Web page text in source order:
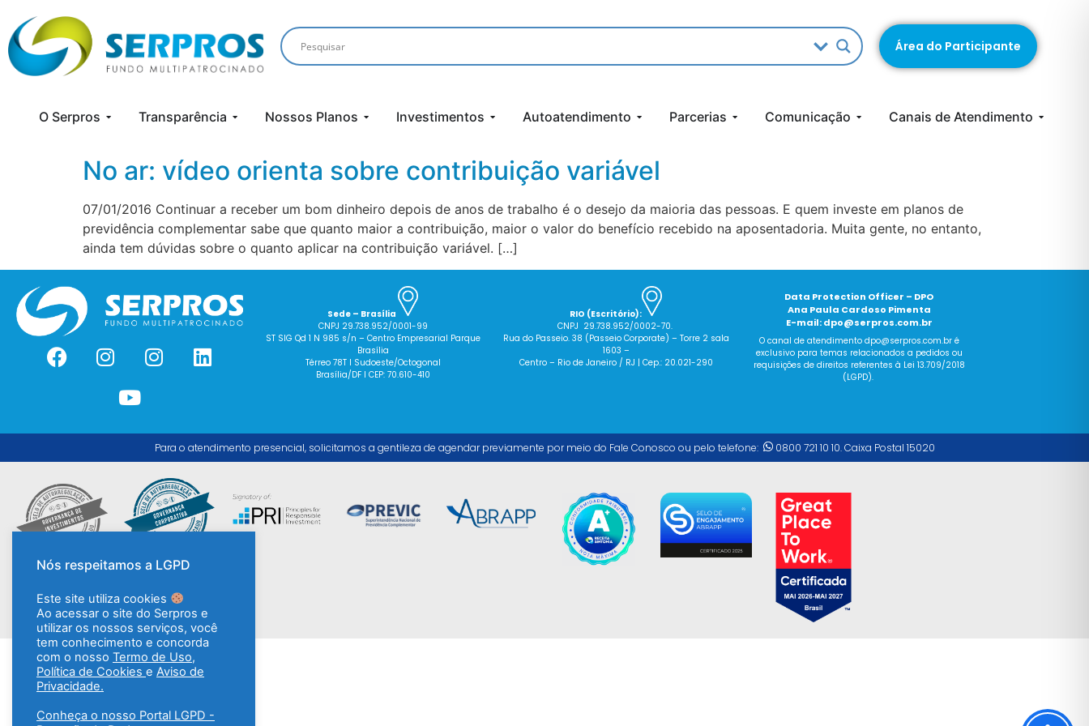
Área do Participante
O Serpros Transparência Nossos Planos Investimentos Autoatendimento Parcerias Comunicação Canais de Atendimento
No ar: vídeo orienta sobre contribuição variável
07/01/2016 Continuar a receber um bom dinheiro depois de anos de trabalho é o desejo da maioria das pessoas. E quem investe em planos de
previdência complementar sabe que quanto maior a contribuição, maior o valor do benefício recebido na aposentadoria. Muita gente, no entanto,
ainda tem dúvidas sobre o quanto aplicar na contribuição variável. […]
Sede – Brasília
CNPJ 29.738.952/0001-99
ST SIG Qd 1 N 985 s/n – Centro Empresarial Parque
Brasília
Térreo 78T I Sudoeste/Octogonal
Brasília/DF I CEP: 70.610-410
RIO (Escritório):
CNPJ 29.738.952/0002-70.
Rua do Passeio. 38 (Passeio Corporate) – Torre 2 sala
1603 –
Centro – Rio de Janeiro / RJ | Cep.: 20.021-290
Data Protection Officer – DPO
Ana Paula Cardoso Pimenta
E-mail:dpo@serpros.com.br
O canal deatendimento dpo@serpros.com.br é
exclusivo para temas relacionados a pedidos ou
requisições dedireitos referentes à Lei 13.709/2018
(LGPD).
Para o atendimento presencial, solicitamos a gentileza de agendar previamente por meio do Fale Conosco ou pelo telefone: 0800 721 10 10. Caixa Postal 15020
Nós respeitamos a LGPD
Este site utiliza cookies
Ao acessar o site do Serpros e
utilizar os nossos serviços, você
tem conhecimento e concorda
com o nosso Termo de Uso,
Política de Cookies e Aviso de
Privacidade.
Conheça o nosso Portal LGPD -